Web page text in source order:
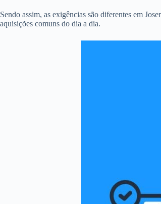
Sendo assim, as exigências são diferentes em
aquisições comuns do dia a dia.